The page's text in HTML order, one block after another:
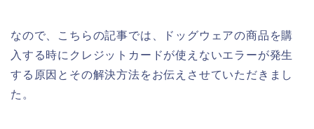
なので、こちらの記事では、ドッグウェアの商品を購
入する時にクレジットカードが使えないエラーが発生
する原因とその解決方法をお伝えさせていただきまし
た。